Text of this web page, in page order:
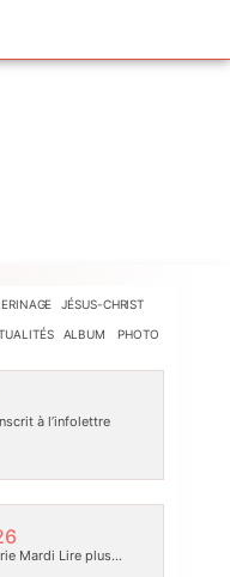
JÉSUS-CHRIST
ALBUM PHOTO
à l’infolettre
Mardi Lire plus…